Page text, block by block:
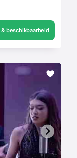
beschikbaarheid